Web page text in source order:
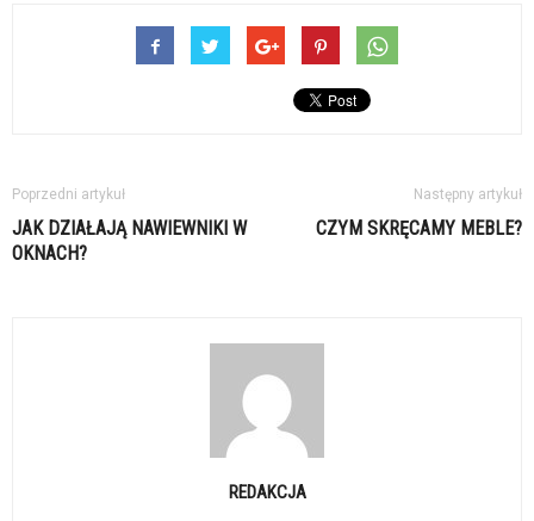
Poprzedni artykuł
JAK DZIAŁAJĄ NAWIEWNIKI W
OKNACH?
Następny artykuł
CZYM SKRĘCAMY MEBLE?
REDAKCJA